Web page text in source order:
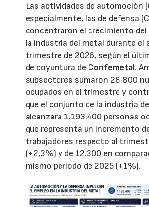
Las actividades de automoción
especialmente, las de defensa
concentraron el crecimiento del
la industria del metal durante el
trimestre de 2026, según el
de coyuntura de Confemetal.
subsectores sumaron 28.800
ocupados en el trimestre y
que el conjunto de la industria
alcanzara 1.193.400 personas
que representa un incremento
trabajadores respecto al
(+2,3%) y de 12.300 en
mismo periodo de 2025 (+1%).